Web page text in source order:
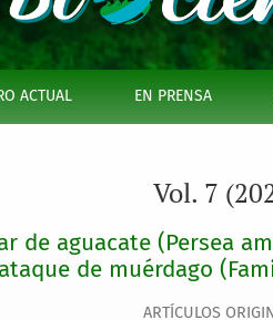
ACTUAL EN PRENSA
Vol. 7
de aguacate (Persea
ataque de muérdago
ARTÍCULOS